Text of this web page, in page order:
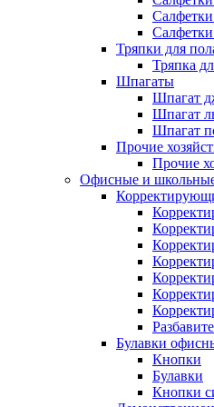
Тряпки для
Тряпка
Шпагаты
Шпагат
Шпагат
Шпагат
Прочие
Прочие
Офисные и
Булавки
Кнопки
Булавки
Кнопки